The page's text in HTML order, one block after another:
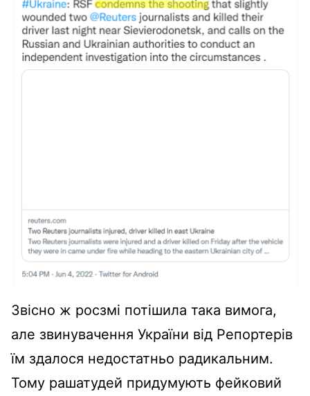
Звісно ж росзмі потішила така вимога,
але звинувачення України від Репортерів
їм здалося недостатньо радикальним.
Тому рашатудей придумують фейковий